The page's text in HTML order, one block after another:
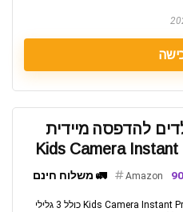
להדפסה מיידית
Amazon 🚛 משלוח חינם
מצלמת ילדים להדפסה מיידית דגם Kids Camera Instant Print כולל 3 גלילי